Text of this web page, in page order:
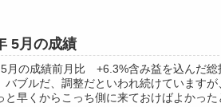
5月の成績
月の成績前月比 +6.3%含み益を込んだ
バブルだ、調整だといわれ続けています
と早くからこっち側に来ておけばよかった